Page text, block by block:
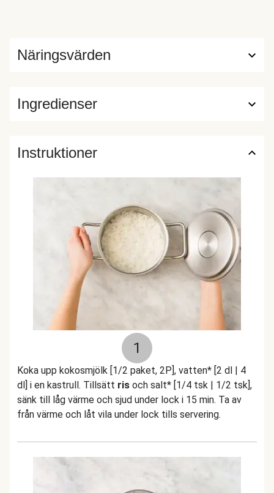
Ingredienser
Näringsvärden
Instruktioner
1
Koka upp kokosmjölk [1/2 paket, 2P], vatten* [2 dl | 4
dl] i en kastrull. Tillsätt ris och salt* [1/4 tsk | 1/2 tsk],
sänk till låg värme och sjud under lock i 15 min. Ta av
från värme och låt vila under lock tills servering.